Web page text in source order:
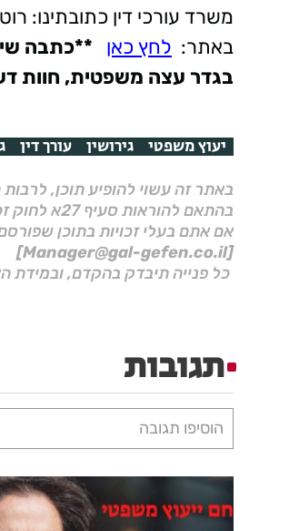
משרד עורכי דין כתובתינו: רוטשילד 79, קומה
באתר: לחץ כאן
**כתבה
בגדר עצה משפטית, חוות
יעוץ משפטי גירושין עורך דין
באתר זה עשוי להופיע תוכן,
בהתאם להוראות סעיף 27א לחוק זכויות יוצרים, התשס"ח–2007.
אם אתם בעלי זכויות בתוכן
[Manager@gal-gefen.co.il]
כל פנייה תיבדק בהקדם, ובמידת
תגובות
הוסיפו תגובה